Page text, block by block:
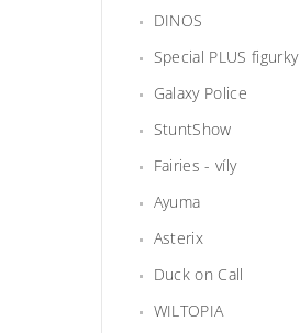
DINOS
Special PLUS figurky
Galaxy Police
StuntShow
Fairies - víly
Ayuma
Asterix
Duck on Call
WILTOPIA